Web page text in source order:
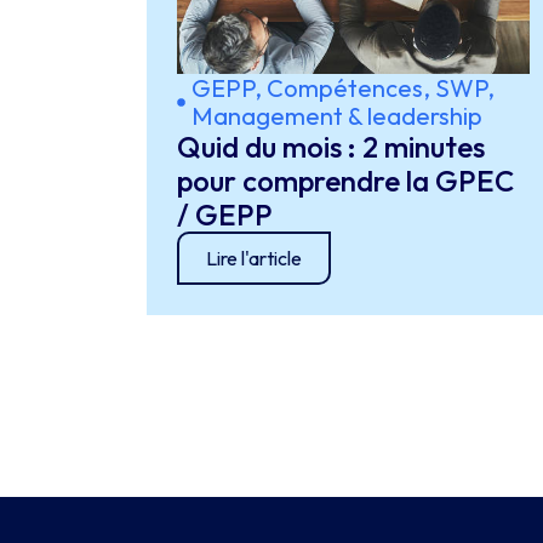
GEPP, Compétences, SWP,
Management & leadership
Quid du mois : 2 minutes
pour comprendre la GPEC
/ GEPP
Lire l'article